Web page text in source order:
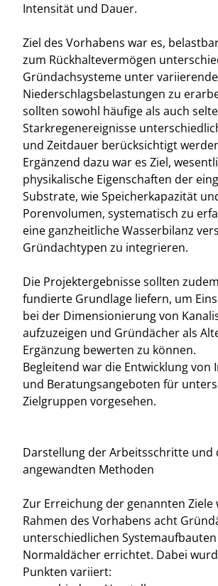
Intensität und Dauer.
Ziel des Vorhabens war es,
zum Rückhaltevermögen
Gründachsysteme unter
Niederschlagsbelastungen zu
sollten sowohl häufige als auch
Starkregenereignisse
und Zeitdauer berücksichtigt
Ergänzend dazu war es Ziel,
physikalische Eigenschaften der
Substrate, wie Speicherkapazität
Porenvolumen, systematisch zu
eine ganzheitliche Wasserbilanz
Gründachtypen zu integrieren.
Die Projektergebnisse sollten
fundierte Grundlage liefern, um
bei der Dimensionierung von
aufzuzeigen und Gründächer als
Ergänzung bewerten zu können.
Begleitend war die Entwicklung von
und Beratungsangeboten für
Zielgruppen vorgesehen.
Darstellung der Arbeitsschritte und
angewandten Methoden
Zur Erreichung der genannten Ziele
Rahmen des Vorhabens acht
unterschiedlichen
Normaldächer errichtet. Dabei
Punkten variiert: